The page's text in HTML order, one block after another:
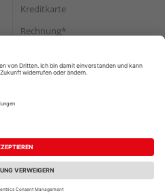
Kreditkarte
Rechnung*
Versand
Widerruf
Datenschutz
Vertrag widerrufen